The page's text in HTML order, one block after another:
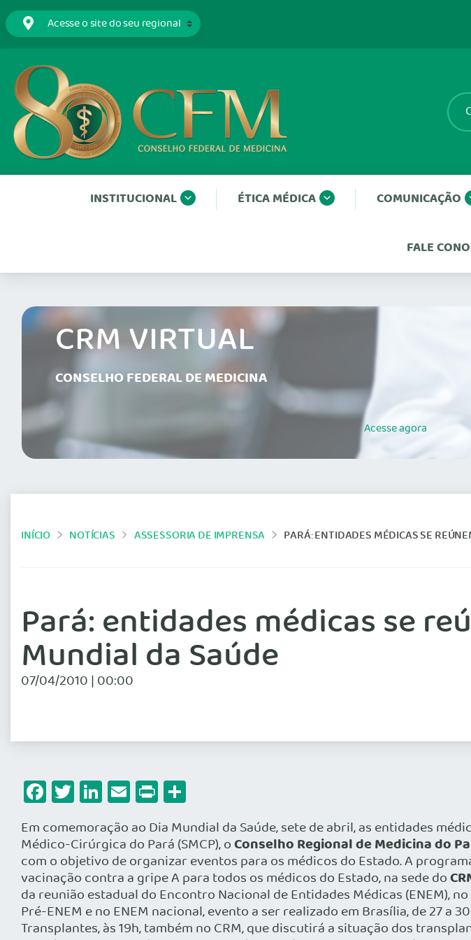
INSTITUCIONAL ÉTICA MÉDICA COMUNICAÇÃO
FALE
CRM VIRTUAL
CONSELHO FEDERAL DE MEDICINA
Acesseagora
INÍCIO NOTÍCIAS ASSESSORIA DE IMPRENSA PARÁ: ENTIDADES MÉDICAS SE
Pará: entidades médicas se
Mundial da Saúde
07/04/2010 | 00:00
Facebook
Twitter
LinkedIn
Email
Print
Em comemoração ao Dia Mundial da Saúde, sete de abril, as entidades
Médico-Cirúrgica do Pará (SMCP), oConselho Regional de Medicina do
com o objetivo de organizar eventos para os médicos do Estado. A
vacinação contra a gripe A para todos os médicos do Estado, na sede do
da reunião estadual do Encontro Nacional de Entidades Médicas (ENEM),
Pré-ENEM e no ENEM nacional, evento a ser realizado em Brasília, de 27
Transplantes, às 19h, também no CRM, que discutirá a situação dos